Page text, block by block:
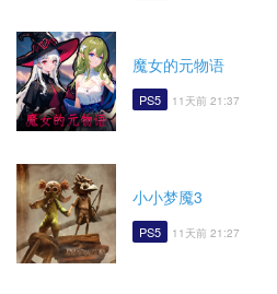
魔女的元物语
PS5 11天前 21:37
小小梦魇3
PS5 11天前 21:27